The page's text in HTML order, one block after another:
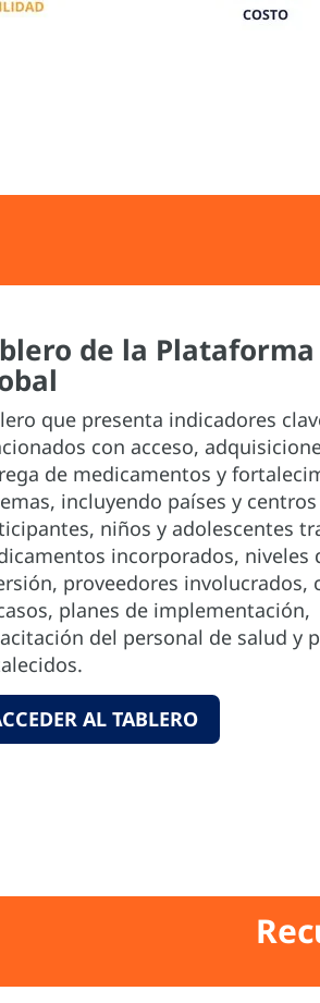
de la Plataforma
que presenta indicadores
con acceso,
de medicamentos y
incluyendo países y centros
niños y adolescentes
incorporados, niveles
proveedores involucrados,
planes de implementación,
del personal de salud y
AL TABLERO